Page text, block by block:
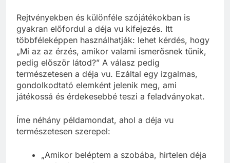
Rejtvényekben és különféle szójátékokban is
gyakran előfordul a déja vu kifejezés. Itt
többféleképpen használhatják: lehet kérdés, hogy
„Mi az az érzés, amikor valami ismerősnek tűnik,
pedig először látod?” A válasz pedig
természetesen a déja vu. Ezáltal egy izgalmas,
gondolkodtató elemként jelenik meg, ami
játékossá és érdekesebbé teszi a feladványokat.
Íme néhány példamondat, ahol a déja vu
természetesen szerepel:
„Amikor beléptem a szobába, hirtelen déja